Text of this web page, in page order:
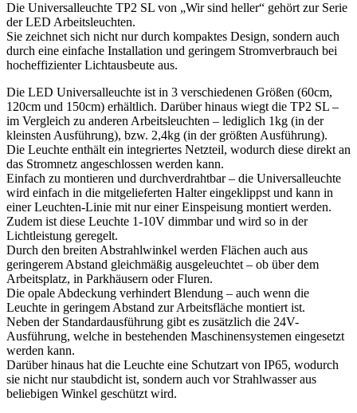
Die Universalleuchte TP2 SL von „Wir sind heller“ gehört zur Serie
der LED Arbeitsleuchten.
Sie zeichnet sich nicht nur durch kompaktes Design, sondern auch
durch eine einfache Installation und geringem Stromverbrauch bei
hocheffizienter Lichtausbeute aus.
Die LED Universalleuchte ist in 3 verschiedenen Größen (60cm,
120cm und 150cm) erhältlich. Darüber hinaus wiegt die TP2 SL –
im Vergleich zu anderen Arbeitsleuchten – lediglich 1kg (in der
kleinsten Ausführung), bzw. 2,4kg (in der größten Ausführung).
Die Leuchte enthält ein integriertes Netzteil, wodurch diese direkt an
das Stromnetz angeschlossen werden kann.
Einfach zu montieren und durchverdrahtbar – die Universalleuchte
wird einfach in die mitgelieferten Halter eingeklippst und kann in
einer Leuchten-Linie mit nur einer Einspeisung montiert werden.
Zudem ist diese Leuchte 1-10V dimmbar und wird so in der
Lichtleistung geregelt.
Durch den breiten Abstrahlwinkel werden Flächen auch aus
geringerem Abstand gleichmäßig ausgeleuchtet – ob über dem
Arbeitsplatz, in Parkhäusern oder Fluren.
Die opale Abdeckung verhindert Blendung – auch wenn die
Leuchte in geringem Abstand zur Arbeitsfläche montiert ist.
Neben der Standardausführung gibt es zusätzlich die 24V-
Ausführung, welche in bestehenden Maschinensystemen eingesetzt
werden kann.
Darüber hinaus hat die Leuchte eine Schutzart von IP65, wodurch
sie nicht nur staubdicht ist, sondern auch vor Strahlwasser aus
beliebigen Winkel geschützt wird.